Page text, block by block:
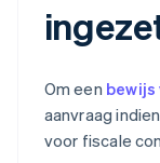
Om een
aanvraag
voor fiscale